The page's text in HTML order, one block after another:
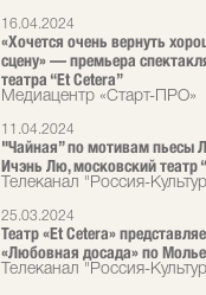
16.04.2024
«Хочется очень вернуть
сцену» — премьера
театра “Et Cetera”
Медиацентр «Старт-ПРО»
11.04.2024
"Чайная” по мотивам пьесы
Ичэнь Лю, московский театр
Телеканал "Россия-
25.03.2024
Театр «Et Cetera»
«Любовная досада» по
Телеканал "Россия-